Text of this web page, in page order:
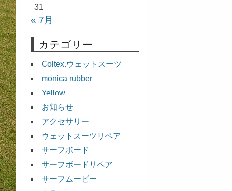
31
« 7月
カテゴリー
Coltex.ウェットスーツ
monica rubber
Yellow
お知らせ
アクセサリー
ウェットスーツリペア
サーフボード
サーフボードリペア
サーフムービー